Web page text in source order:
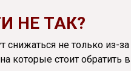
НЕ ТАК?
снижаться не только из-
которые стоит обратить